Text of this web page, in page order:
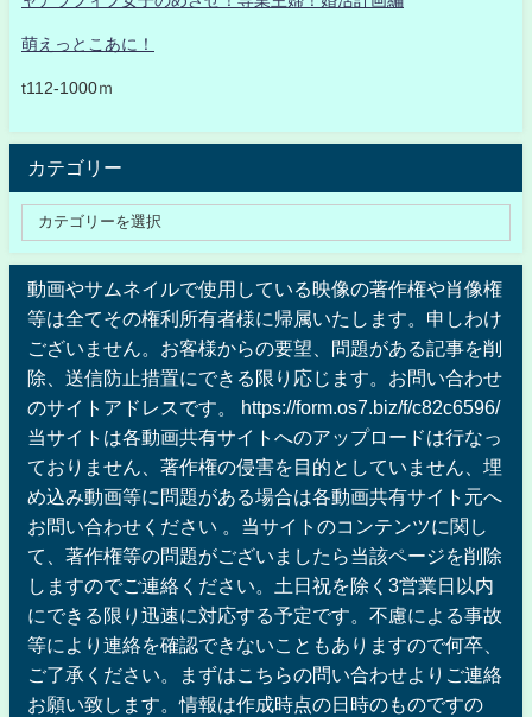
萌えっとこあに！
t112-1000ｍ
カテゴリー
動画やサムネイルで使用している映像の著作権や肖像権
等は全てその権利所有者様に帰属いたします。申しわけ
ございません。お客様からの要望、問題がある記事を削
除、送信防止措置にできる限り応じます。お問い合わせ
のサイトアドレスです。 https://form.os7.biz/f/c82c6596/
当サイトは各動画共有サイトへのアップロードは行なっ
ておりません、著作権の侵害を目的としていません、埋
め込み動画等に問題がある場合は各動画共有サイト元へ
お問い合わせください 。当サイトのコンテンツに関し
て、著作権等の問題がございましたら当該ページを削除
しますのでご連絡ください。土日祝を除く3営業日以内
にできる限り迅速に対応する予定です。不慮による事故
等により連絡を確認できないこともありますので何卒、
ご了承ください。まずはこちらの問い合わせよりご連絡
お願い致します。情報は作成時点の日時のものですの